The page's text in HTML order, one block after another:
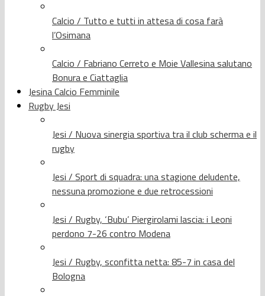
Calcio / Tutto e tutti in attesa di cosa farà
l’Osimana
Calcio / Fabriano Cerreto e Moie Vallesina salutano
Bonura e Ciattaglia
Jesina Calcio Femminile
Rugby Jesi
Jesi / Nuova sinergia sportiva tra il club scherma e il
rugby
Jesi / Sport di squadra: una stagione deludente,
nessuna promozione e due retrocessioni
Jesi / Rugby, ‘Bubu’ Piergirolami lascia: i Leoni
perdono 7-26 contro Modena
Jesi / Rugby, sconfitta netta: 85-7 in casa del
Bologna